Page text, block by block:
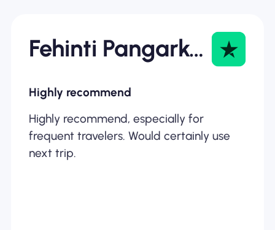
Fehinti Pangarkar
Highly recommend
Highly recommend, especially for
frequent travelers. Would certainly use
next trip.